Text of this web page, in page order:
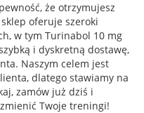
że otrzymujesz
oferuje szeroki
w tym Turinabol 10 mg
i dyskretną dostawę,
Naszym celem jest
dlatego stawiamy na
zamów już dziś i
Twoje treningi!